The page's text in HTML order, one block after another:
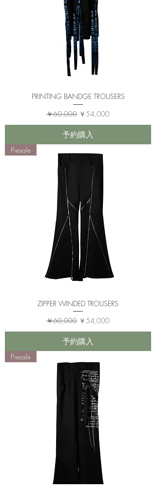
PRINTING BANDGE TROUSERS
通常価格
￥60,000 セール価格
￥54,000
予約購入
Presale
ZIPPER WINDED TROUSERS
通常価格
￥60,000 セール価格
￥54,000
予約購入
Presale